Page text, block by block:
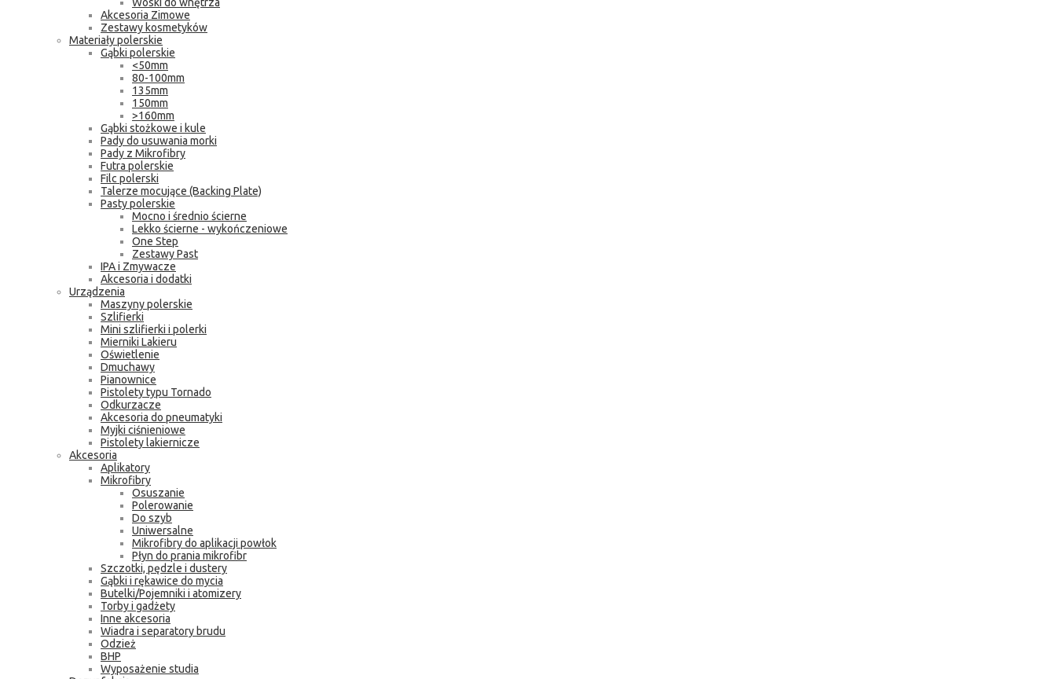
Akcesoria Zimowe
Zestawy kosmetyków
Materiały polerskie
Gąbki polerskie
<50mm
80-100mm
135mm
150mm
>160mm
Gąbki stożkowe i kule
Pady do usuwania morki
Pady z Mikrofibry
Futra polerskie
Filc polerski
Talerze mocujące (Backing Plate)
Pasty polerskie
Mocno i średnio ścierne
Lekko ścierne - wykończeniowe
One Step
Zestawy Past
IPA i Zmywacze
Akcesoria i dodatki
Urządzenia
Maszyny polerskie
Szlifierki
Mini szlifierki i polerki
Mierniki Lakieru
Oświetlenie
Dmuchawy
Pianownice
Pistolety typu Tornado
Odkurzacze
Akcesoria do pneumatyki
Myjki ciśnieniowe
Pistolety lakiernicze
Akcesoria
Aplikatory
Mikrofibry
Osuszanie
Polerowanie
Do szyb
Uniwersalne
Mikrofibry do aplikacji powłok
Płyn do prania mikrofibr
Szczotki, pędzle i dustery
Gąbki i rękawice do mycia
Butelki/Pojemniki i atomizery
Torby i gadżety
Inne akcesoria
Wiadra i separatory brudu
Odzież
BHP
Wyposażenie studia